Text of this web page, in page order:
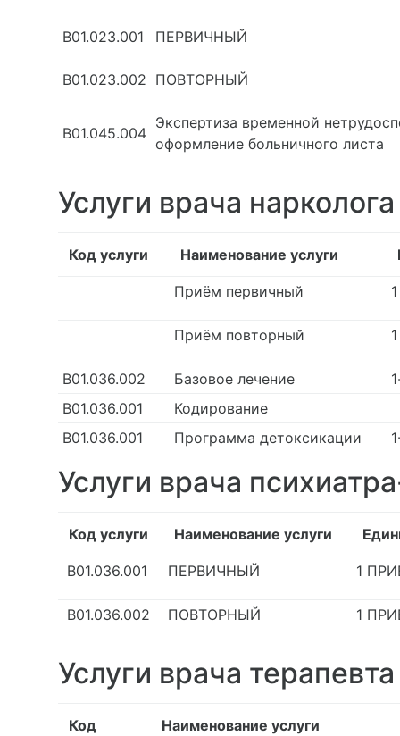
В01.023.001 ПЕРВИЧНЫЙ
В01.023.002 ПОВТОРНЫЙ
В01.045.004
Экспертиза временной
оформление больничного листа
Услуги врача нарколога
Код услуги Наименование услуги
Приём первичный
Приём повторный
В01.036.002 Базовое лечение
В01.036.001
Кодирование
В01.036.001
Программа детоксикации
Услуги врача
Код услуги Наименование услуги
В01.036.001 ПЕРВИЧНЫЙ 1
В01.036.002 ПОВТОРНЫЙ 1
Услуги врача терапевта
Код
Наименование услуги